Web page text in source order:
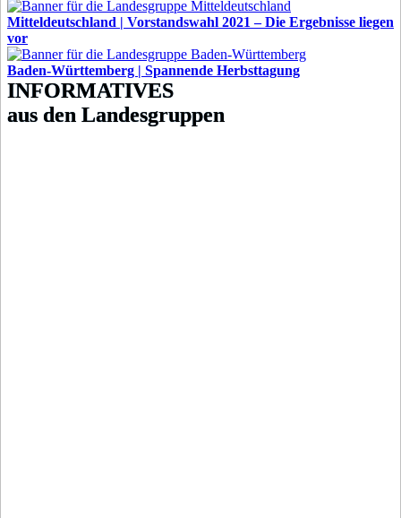
Mitteldeutschland | Vorstandswahl 2021 – Die Ergebnisse liegen
vor
Baden-Württemberg | Spannende Herbsttagung
INFORMATIVES
aus den Landesgruppen